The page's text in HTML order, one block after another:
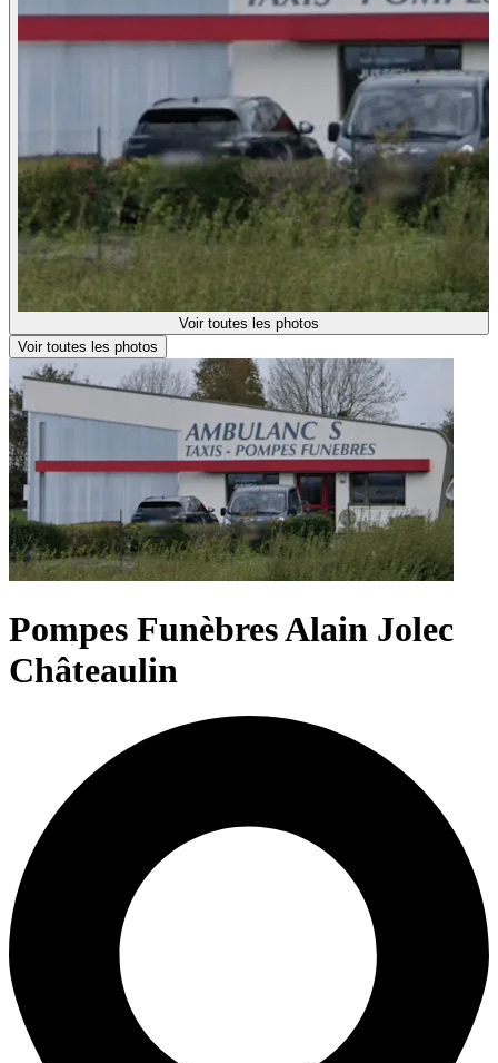
Voir toutes les photos
Voir toutes les photos
Pompes Funèbres Alain Jolec
Châteaulin